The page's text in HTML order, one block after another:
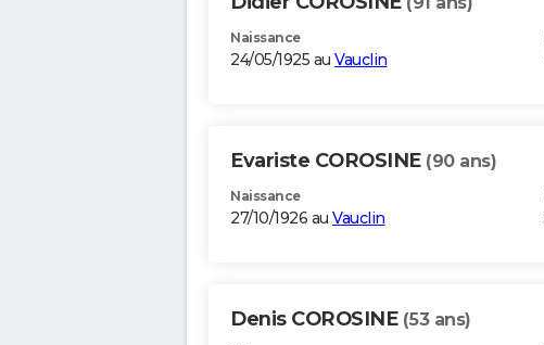
Naissance
24/05/1925 au Vauclin
Evariste COROSINE (90 ans)
Naissance
27/10/1926 au Vauclin
Denis COROSINE (53 ans)